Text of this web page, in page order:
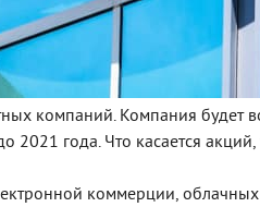
компаний. Компания будет
2021 года. Что касается
коммерции,